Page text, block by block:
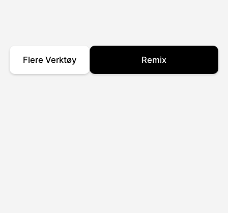
Flere Verktøy Remix